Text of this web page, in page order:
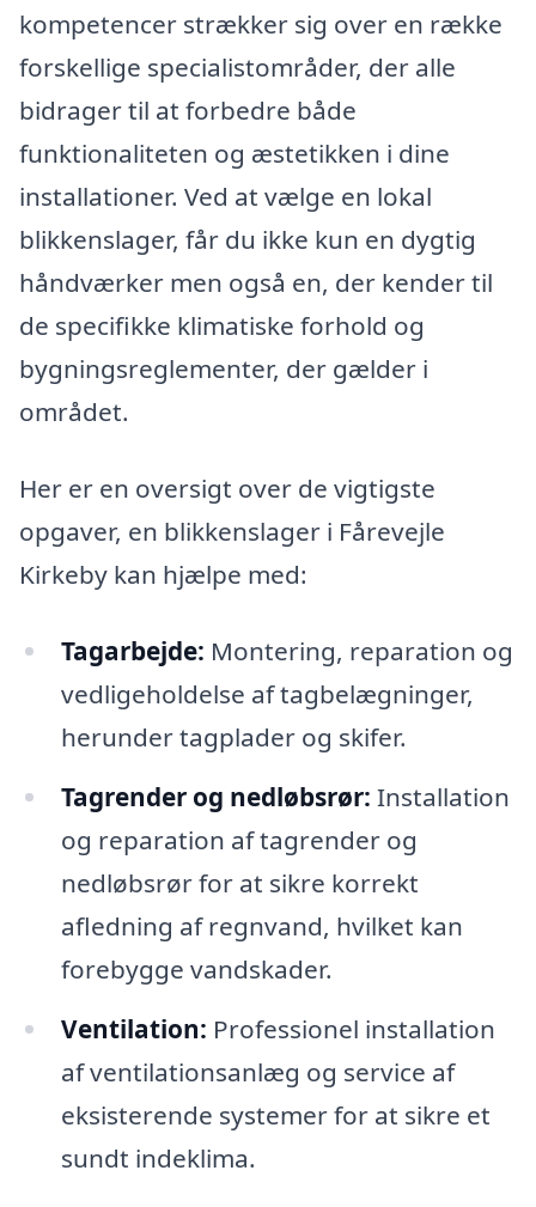
kompetencer strækker sig over en række
forskellige specialistområder, der alle
bidrager til at forbedre både
funktionaliteten og æstetikken i dine
installationer. Ved at vælge en lokal
blikkenslager, får du ikke kun en dygtig
håndværker men også en, der kender til
de specifikke klimatiske forhold og
bygningsreglementer, der gælder i
området.
Her er en oversigt over de vigtigste
opgaver, en blikkenslager i Fårevejle
Kirkeby kan hjælpe med:
Tagarbejde: Montering, reparation og
vedligeholdelse af tagbelægninger,
herunder tagplader og skifer.
Tagrender og nedløbsrør: Installation
og reparation af tagrender og
nedløbsrør for at sikre korrekt
afledning af regnvand, hvilket kan
forebygge vandskader.
Ventilation: Professionel installation
af ventilationsanlæg og service af
eksisterende systemer for at sikre et
sundt indeklima.